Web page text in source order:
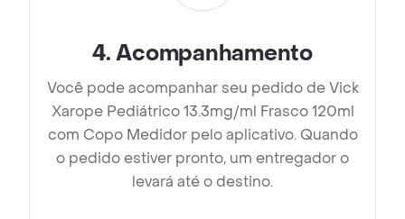
4.Acompanhamento
Você pode acompanhar seu pedido de Vick
Xarope Pediátrico 13.3mg/ml Frasco 120ml
com Copo Medidor pelo aplicativo. Quando
o pedido estiver pronto, um entregador o
levará até o destino.